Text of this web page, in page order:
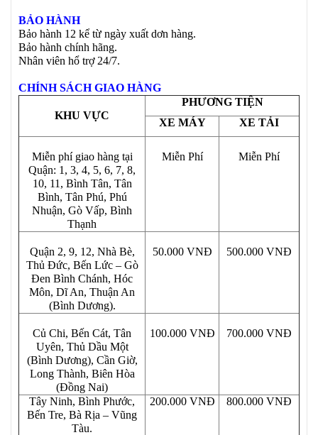
BẢO HÀNH
Bảo hành 12 kể từ ngày xuất dơn hàng.
Bảo hành chính hãng.
Nhân viên hổ trợ 24/7.
CHÍNH SÁCH GIAO HÀNG
KHU VỰC
PHƯƠNG TIỆN
XE MÁY
XE TẢI
Miễn phí giao hàng tại
Quận: 1, 3, 4, 5, 6, 7, 8,
10, 11, Bình Tân, Tân
Bình, Tân Phú, Phú
Nhuận, Gò Vấp, Bình
Thạnh
Miễn Phí Miễn Phí
Quận 2, 9, 12, Nhà Bè,
Thủ Đức, Bến Lức – Gò
Đen Bình Chánh, Hóc
Môn, Dĩ An, Thuận An
(Bình Dương).
50.000 VNĐ 500.000 VNĐ
Củ Chi, Bến Cát, Tân
Uyên, Thủ Dầu Một
(Bình Dương), Cần Giờ,
Long Thành, Biên Hòa
(Đồng Nai)
100.000 VNĐ 700.000 VNĐ
Tây Ninh, Bình Phước,
Bến Tre, Bà Rịa – Vũng
Tàu.
200.000 VNĐ 800.000 VNĐ